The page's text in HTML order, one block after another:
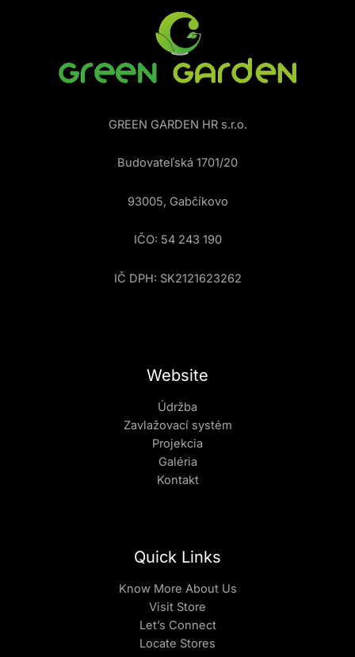
GREEN GARDEN HR s.r.o.
Budovateľská 1701/20
93005, Gabčíkovo
IČO: 54 243 190
IČ DPH: SK2121623262
Website
Údržba
Zavlažovací systém
Projekcia
Galéria
Kontakt
Quick Links
Know More About Us
Visit Store
Let’s Connect
Locate Stores